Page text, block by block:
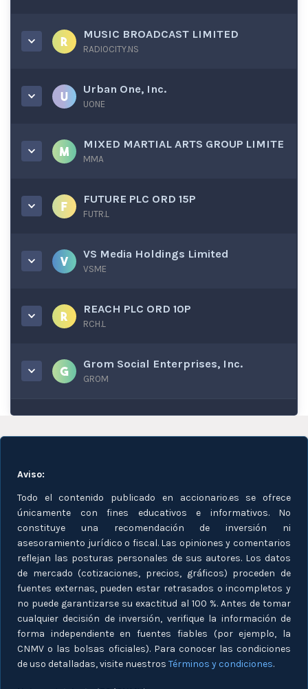
MUSIC BROADCAST LIMITED
RADIOCITY.NS
Urban One, Inc.
UONE
MIXED MARTIAL ARTS GROUP LIMITE
MMA
FUTURE PLC ORD 15P
FUTR.L
VS Media Holdings Limited
VSME
REACH PLC ORD 10P
RCH.L
Grom Social Enterprises, Inc.
GROM
Aviso:
Todo el contenido publicado en accionario.es se ofrece
únicamente con fines educativos e informativos. No
constituye una recomendación de inversión ni
asesoramiento jurídico o fiscal. Las opiniones y comentarios
reflejan las posturas personales de sus autores. Los datos
de mercado (cotizaciones, precios, gráficos) proceden de
fuentes externas, pueden estar retrasados o incompletos y
no puede garantizarse su exactitud al 100 %. Antes de tomar
cualquier decisión de inversión, verifique la información de
forma independiente en fuentes fiables (por ejemplo, la
CNMV o las bolsas oficiales). Para conocer las condiciones
de uso detalladas, visite nuestros Términos y condiciones.